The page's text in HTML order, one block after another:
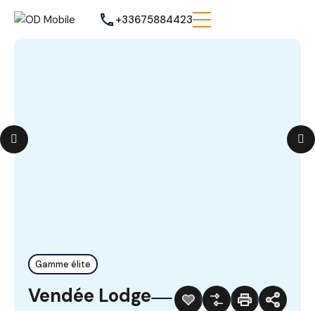
+33675884423
Gamme élite
Vendée Lodge